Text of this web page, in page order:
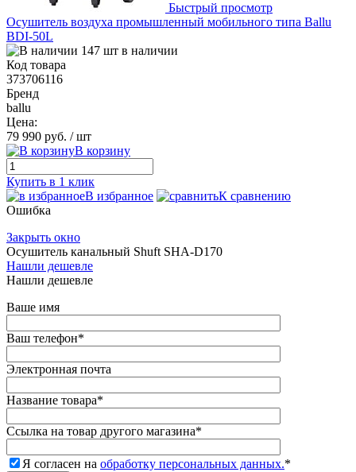
Быстрый просмотр
Осушитель воздуха промышленный мобильного типа Ballu
BDI-50L
147 шт в наличии
Код товара
373706116
Бренд
ballu
Цена:
79 990 руб. / шт
В корзину
Купить в 1 клик
В избранное
К сравнению
Ошибка
Закрыть окно
Осушитель канальный Shuft SHA-D170
Нашли дешевле
Нашли дешевле
Ваше имя
Ваш телефон*
Электронная почта
Название товара*
Ссылка на товар другого магазина*
Я согласен на обработку персональных данных.*